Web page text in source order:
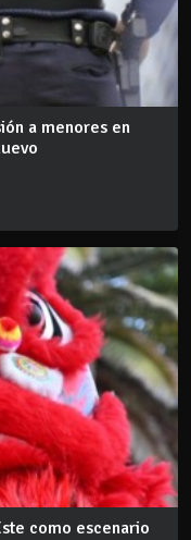
a menores en
como escenario